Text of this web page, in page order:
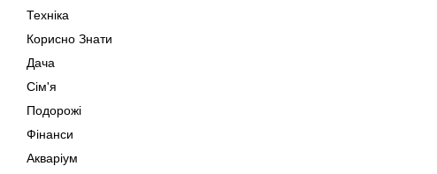
Техніка
Корисно Знати
Дача
Сім'я
Подорожі
Фінанси
Акваріум